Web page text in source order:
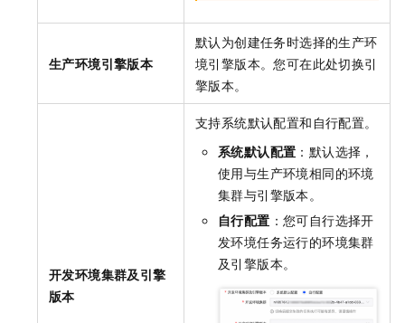
生产环境引擎版本
默认为创建任务时选择的生产环
境引擎版本。您可在此处切换引
擎版本。
开发环境集群及引擎
版本
支持系统默认配置和自行配置。
系统默认配置 ：默认选择，
使用与生产环境相同的环境
集群与引擎版本。
自行配置 ：您可自行选择开
发环境任务运行的环境集群
及引擎版本。